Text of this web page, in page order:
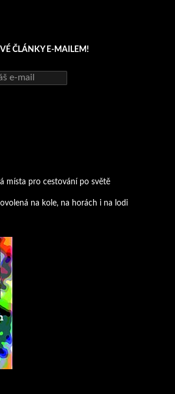
ČLÁNKY E-MAILEM!
místa pro cestování po světě
na kole, na horách i na lodi